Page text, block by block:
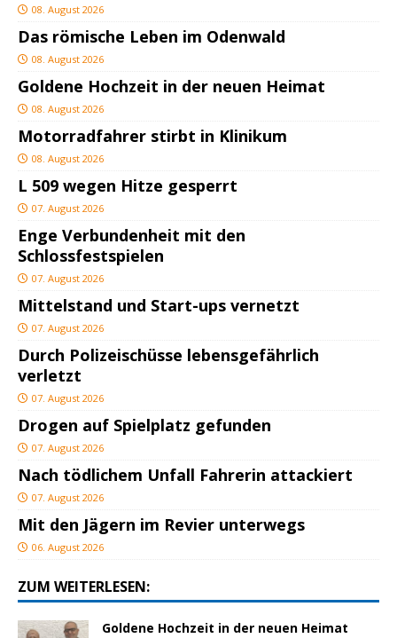
08. August 2026
Das römische Leben im Odenwald
08. August 2026
Goldene Hochzeit in der neuen Heimat
08. August 2026
Motorradfahrer stirbt in Klinikum
08. August 2026
L 509 wegen Hitze gesperrt
07. August 2026
Enge Verbundenheit mit den
Schlossfestspielen
07. August 2026
Mittelstand und Start-ups vernetzt
07. August 2026
Durch Polizeischüsse lebensgefährlich
verletzt
07. August 2026
Drogen auf Spielplatz gefunden
07. August 2026
Nach tödlichem Unfall Fahrerin attackiert
07. August 2026
Mit den Jägern im Revier unterwegs
06. August 2026
ZUM WEITERLESEN:
Goldene Hochzeit in der neuen Heimat